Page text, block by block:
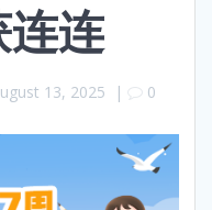
连
13, 2025 | 0